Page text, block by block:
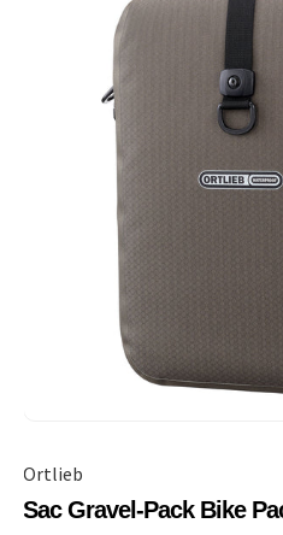
Ortlieb
Sac Gravel-Pack Bike